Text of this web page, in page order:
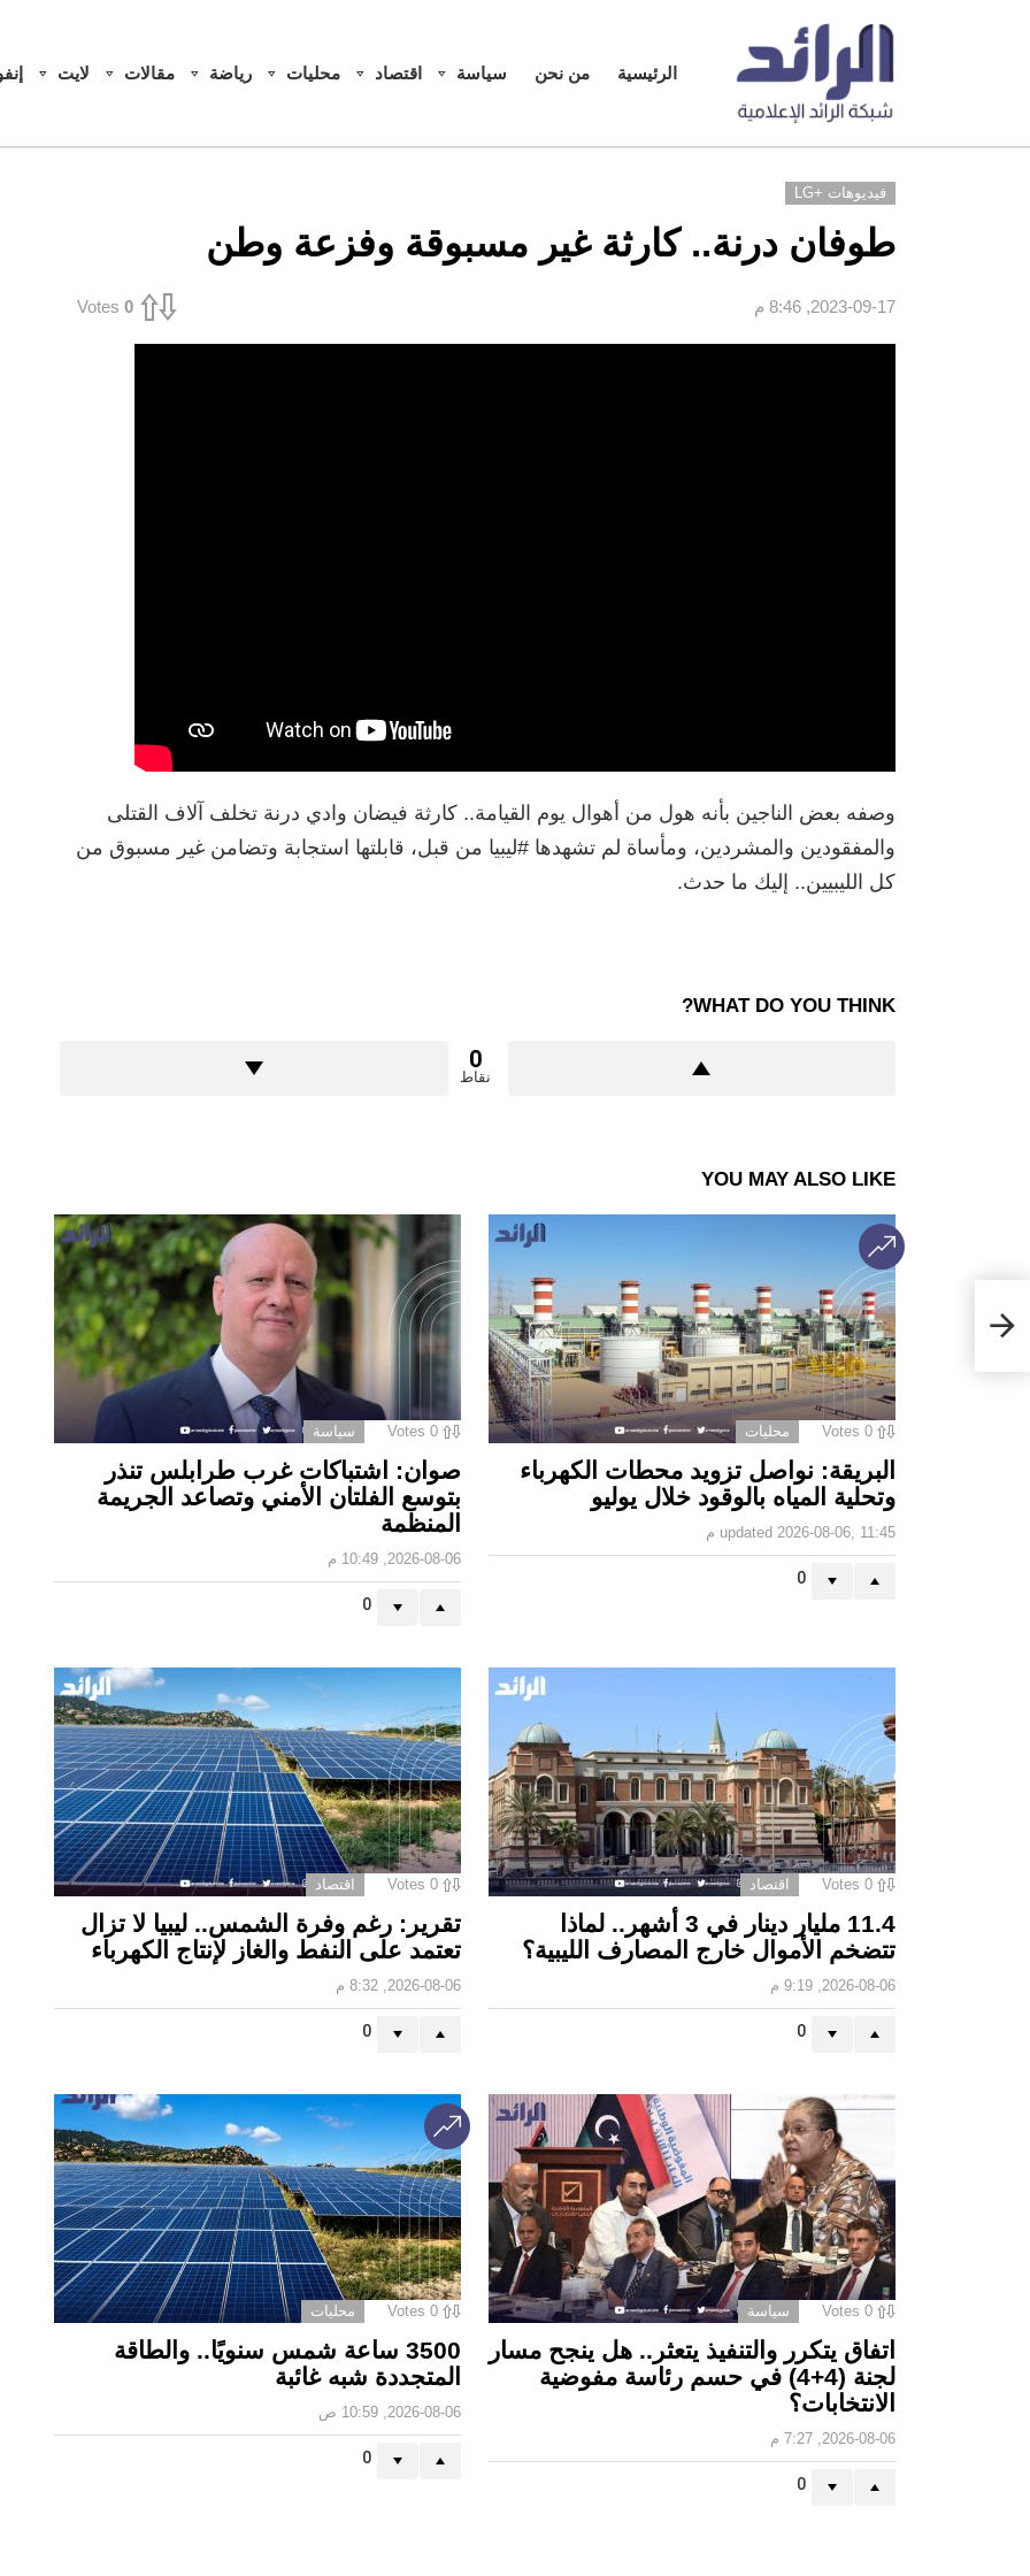
الرئيسية من نحن سياسة اقتصاد محليات رياضة مقالات لايت
فيديوهات +LG
طوفان درنة.. كارثة غير مسبوقة وفزعة وطن
2023-09-17, 8:46 م 0
Votes
وصفه بعض الناجين بأنه هول من أهوال يوم القيامة.. كارثة فيضان وادي درنة تخلف آلاف القتلى
والمفقودين والمشردين، ومأساة لم تشهدها #ليبيا من قبل، قابلتها استجابة وتضامن غير مسبوق من
كل الليبيين.. إليك ما حدث.
WHAT DO YOU THINK?
0
نقاط
YOU MAY ALSO LIKE
0
Votes محليات
البريقة: نواصل تزويد محطات الكهرباء
وتحلية المياه بالوقود خلال يوليو
updated 2026-08-06, 11:45 م
0
0
Votes سياسة
صوان: اشتباكات غرب طرابلس تنذر
بتوسع الفلتان الأمني وتصاعد الجريمة
المنظمة
2026-08-06, 10:49 م
0
0
Votes اقتصاد
11.4 مليار دينار في 3 أشهر.. لماذا
تتضخم الأموال خارج المصارف الليبية؟
2026-08-06, 9:19 م
0
0
Votes اقتصاد
تقرير: رغم وفرة الشمس.. ليبيا لا تزال
تعتمد على النفط والغاز لإنتاج الكهرباء
2026-08-06, 8:32 م
0
0
Votes سياسة
اتفاق يتكرر والتنفيذ يتعثر.. هل ينجح مسار
لجنة (4+4) في حسم رئاسة مفوضية
الانتخابات؟
2026-08-06, 7:27 م
0
0
Votes محليات
3500 ساعة شمس سنويًا.. والطاقة
المتجددة شبه غائبة
2026-08-06, 10:59 ص
0